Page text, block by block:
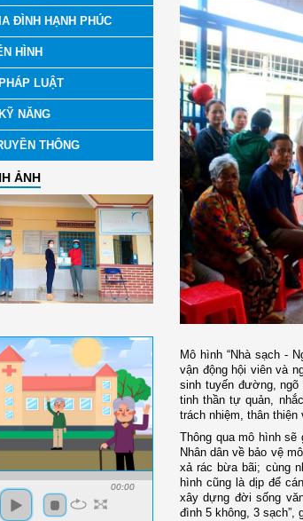
ĐÌNH HẠNH PHÚC
HÌNH
LUẬT
NĂNG
THÔNG
ẢNH
00:00
Mô hình “Nhà sạch -
vận động hội viên và
sinh tuyến đường, ngõ
tinh thần tự quản,
trách nhiệm, thân
Thông qua mô hình
Nhân dân về bảo vệ
xả rác bừa bãi; cùng
hình cũng là dịp để
xây dựng đời sống
đình 5 không, 3 sạch”,